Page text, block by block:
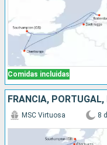
Comidas incluidas
MSC Virtuosa 8 d